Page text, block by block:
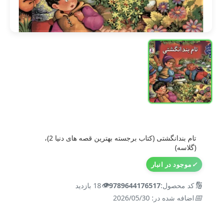
تام بندانگشتی (کتاب برجسته بهترین قصه های دنیا 2)،
(گلاسه)
✓موجود در انبار
🔢کد محصول:9789644176517
👁️18 بازدید
📅اضافه شده در: 2026/05/30